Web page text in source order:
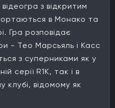
з відкритим
в Монако та
Гра розповідає
- Тео Марсьяль і Касс
з суперниками як у
серії R1K, так і в
клубі, відомому як